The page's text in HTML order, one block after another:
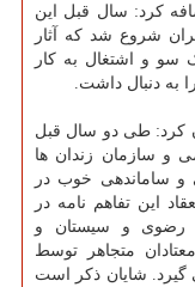
کرد: سال قبل این
شروع شد که آثار
سو و اشتغال به کار
به دنبال داشت.
کرد: طی دو سال قبل
و سازمان زندان ها
ساماندهی خوب در
این تفاهم نامه در
رضوی و سیستان و
متجاهر توسط
گیرد. شایان ذکر است